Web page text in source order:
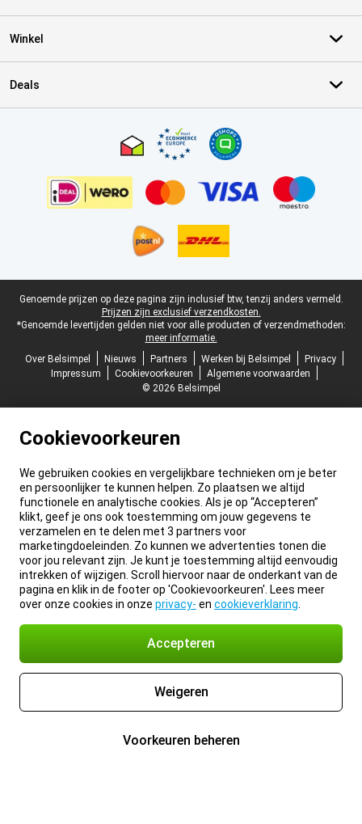
Winkel
Deals
Juridische voettekst
Genoemde prijzen op deze pagina zijn inclusief btw, tenzij anders vermeld.
Prijzen zijn exclusief verzendkosten.
*Genoemde levertijden gelden niet voor alle producten of verzendmethoden:
meer informatie.
Over Belsimpel
Nieuws Partners Werken bij Belsimpel
Privacy
Impressum
Cookievoorkeuren
Algemene voorwaarden
© 2026 Belsimpel
Cookievoorkeuren
We gebruiken cookies en vergelijkbare technieken om je beter
en persoonlijker te kunnen helpen. Zo plaatsen we altijd
functionele en analytische cookies. Als je op “Accepteren”
klikt, geef je ons ook toestemming om jouw gegevens te
verzamelen en te delen met 3 partners voor
marketingdoeleinden. Zo kunnen we advertenties tonen die
voor jou relevant zijn. Je kunt je toestemming altijd eenvoudig
intrekken of wijzigen. Scroll hiervoor naar de onderkant van de
pagina en klik in de footer op 'Cookievoorkeuren'. Lees meer
over onze cookies in onze privacy- en cookieverklaring
Accepteren
Weigeren
Voorkeuren beheren